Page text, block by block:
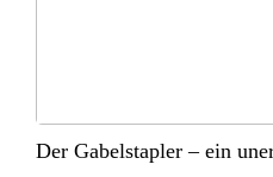
Der Gabelstapler – ein